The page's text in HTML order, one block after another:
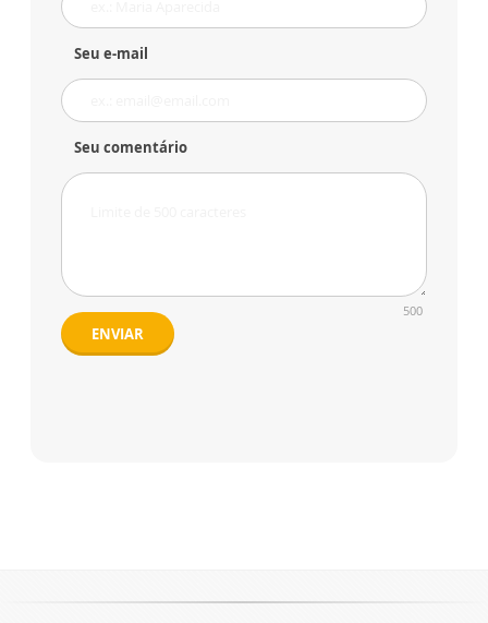
Seu e-mail
Seu comentário
500
ENVIAR